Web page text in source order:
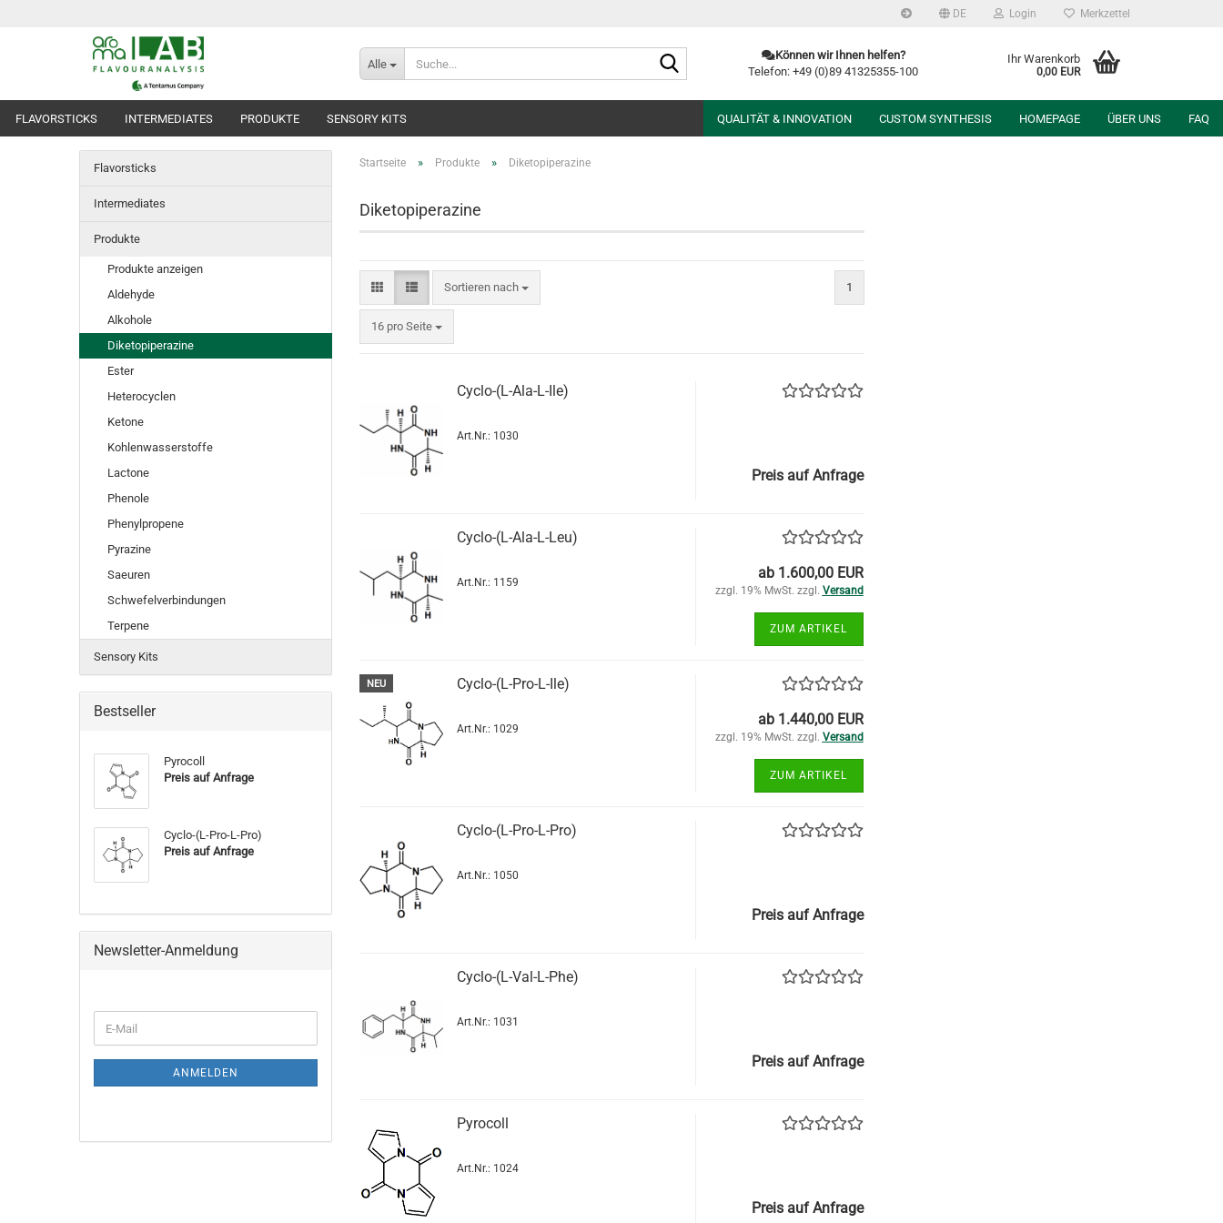
DE Login Merkzettel
Alle
Können wir Ihnen helfen?
Telefon: +49 (0)89 41325355-100
Ihr Warenkorb
0,00 EUR
FLAVORSTICKS INTERMEDIATES PRODUKTE SENSORY KITS QUALITÄT & INNOVATION CUSTOM SYNTHESIS HOMEPAGE ÜBER UNS FAQ
Startseite » Produkte » Diketopiperazine
Diketopiperazine
Sortieren nach
Sortieren nach
16 pro Seite
pro Seite
1
Cyclo-(L-Ala-L-Ile)
Art.Nr.: 1030
Preis auf Anfrage
Cyclo-(L-Ala-L-Leu)
Art.Nr.: 1159
ab 1.600,00 EUR
zzgl. 19% MwSt. zzgl. Versand
ZUM ARTIKEL
NEU Cyclo-(L-Pro-L-Ile)
Art.Nr.: 1029
ab 1.440,00 EUR
zzgl. 19% MwSt. zzgl. Versand
ZUM ARTIKEL
Cyclo-(L-Pro-L-Pro)
Art.Nr.: 1050
Preis auf Anfrage
Cyclo-(L-Val-L-Phe)
Art.Nr.: 1031
Preis auf Anfrage
Pyrocoll
Art.Nr.: 1024
Preis auf Anfrage
Flavorsticks
Intermediates
Produkte
Produkte anzeigen
Aldehyde
Alkohole
Diketopiperazine
Ester
Heterocyclen
Ketone
Kohlenwasserstoffe
Lactone
Phenole
Phenylpropene
Pyrazine
Saeuren
Schwefelverbindungen
Terpene
Sensory Kits
Bestseller
Pyrocoll
Preis auf Anfrage
Cyclo-(L-Pro-L-Pro)
Preis auf Anfrage
Newsletter-Anmeldung
ZUR
E-
Mail
ANMELDEN